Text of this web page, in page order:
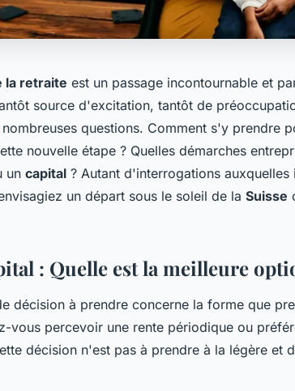
la retraite est un passage incontournable et
source d'excitation, tantôt de
questions. Comment s'y prendre
nouvelle étape ? Quelles démarches
un capital ? Autant d'interrogations
un départ sous le soleil de la Suisse
: Quelle est la meilleure
décision à prendre concerne la forme que
vous percevoir une rente périodique ou
décision n'est pas à prendre à la légère et